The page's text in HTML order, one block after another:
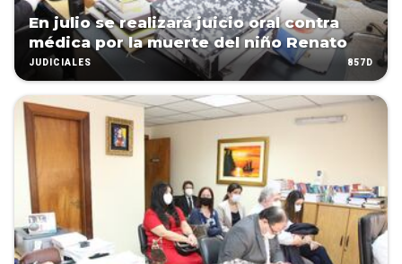
En julio se realizará juicio oral contra
médica por la muerte del niño Renato
JUDICIALES 857D